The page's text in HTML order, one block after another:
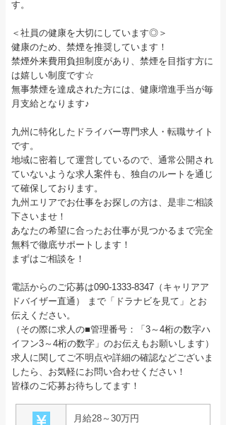
す。
＜社員の健康を大切にしています◎＞
健康のため、禁煙を推奨しています！
禁煙外来費用負担制度があり、禁煙を目指す方に
は嬉しい制度です☆
無事禁煙を達成された方には、健康増進手当が毎
月支給となります♪
九州に特化したドライバー専門求人・転職サイト
です。
地域に密着して運営しているので、通常公開され
ていないような求人案件も、独自のルートを通じ
て確保しております。
九州エリアでお仕事をお探しの方は、是非ご相談
下さいませ！
あなたの希望に合ったお仕事が見つかるまで完全
無料で徹底サポートします！
まずはご相談を！
電話からのご応募は090-1333-8347（キャリアア
ドバイザー直通） まで「ドラナビを見て」とお
伝えください。
（その際に求人の■管理番号：「3～4桁の数字ハ
イフン3～4桁の数字」のお伝えもお願いします）
求人に関してご不明点や詳細の確認などございま
したら、お気軽にお問い合わせください！
皆様のご応募お待ちしてます！
月給28～30万円